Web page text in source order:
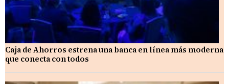
Caja de Ahorros estrena una banca en línea más moderna
que conecta con todos